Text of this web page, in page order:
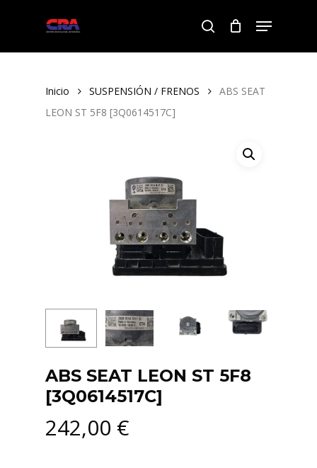
search
Menu
Inicio SUSPENSIÓN / FRENOS
ABS SEAT
LEON ST 5F8 [3Q0614517C]
ABS SEAT LEON ST 5F8
[3Q0614517C]
242,00 €